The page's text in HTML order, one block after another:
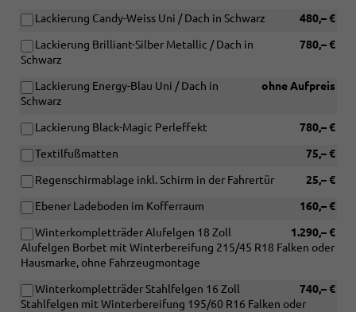
480,– €
Lackierung Candy-Weiss Uni / Dach in Schwarz
780,– €
Lackierung Brilliant-Silber Metallic / Dach in
Schwarz
ohne Aufpreis
Lackierung Energy-Blau Uni / Dach in
Schwarz
780,– €
Lackierung Black-Magic Perleffekt
75,– €
Textilfußmatten
25,– €
Regenschirmablage inkl. Schirm in der Fahrertür
160,– €
Ebener Ladeboden im Kofferraum
1.290,– €
Winterkompletträder Alufelgen 18 Zoll
Alufelgen Borbet mit Winterbereifung 215/45 R18 Falken oder
Hausmarke, ohne Fahrzeugmontage
740,– €
Winterkompletträder Stahlfelgen 16 Zoll
Stahlfelgen mit Winterbereifung 195/60 R16 Falken oder